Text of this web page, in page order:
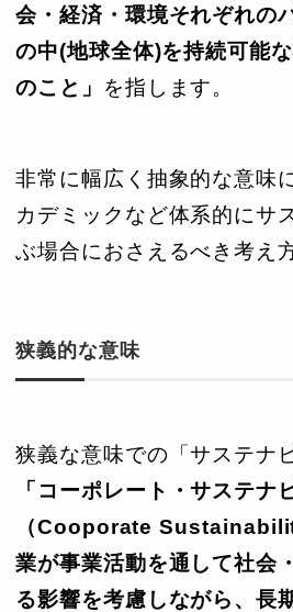
会・経済・環境それぞれの
の中(地球全体)を持続可能
のこと」
を指します。
非常に幅広く抽象的な意味
カデミックなど体系的にサ
ぶ場合におさえるべき考え
狭義的な意味
狭義な意味での「サステナ
「コーポレート・サステナ
（Cooporate
業が事業活動を通して社会
る影響を考慮しながら、長